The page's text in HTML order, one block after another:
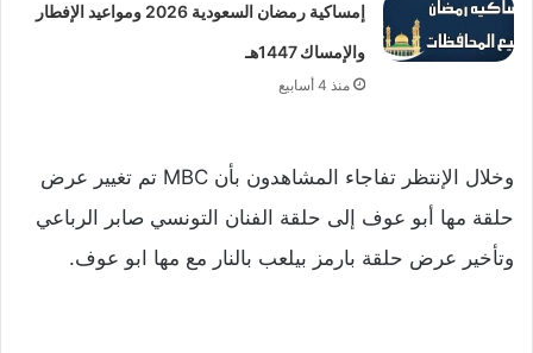
إمساكية رمضان السعودية 2026 ومواعيد الإفطار
والإمساك 1447هـ
منذ 4 أسابيع
وخلال الإنتظر تفاجاء المشاهدون بأن MBC تم تغيير عرض
حلقة مها أبو عوف إلى حلقة الفنان التونسي صابر الرباعي
وتأخير عرض حلقة بارمز بيلعب بالنار مع مها ابو عوف.